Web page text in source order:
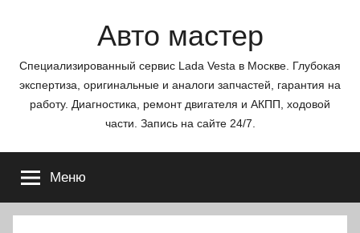
Авто мастер
Специализированный сервис Lada Vesta в Москве. Глубокая
экспертиза, оригинальные и аналоги запчастей, гарантия на
работу. Диагностика, ремонт двигателя и АКПП, ходовой
части. Запись на сайте 24/7.
Меню